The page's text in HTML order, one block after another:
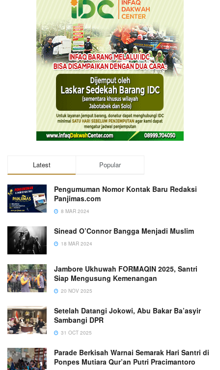
Latest Popular
Pengumuman Nomor Kontak Baru Redaksi
Panjimas.com
8 MAR 2024
Sinead O’Connor Bangga Menjadi Muslim
18 MAR 2024
Jambore Ukhuwah FORMAQIN 2025, Santri
Siap Mengusung Kemenangan
20 NOV 2025
Setelah Datangi Jokowi, Abu Bakar Ba’asyir
Sambangi DPR
31 OCT 2025
Parade Berkisah Warnai Semarak Hari Santri di
Ponpes Mutiara Qur’an Putri Pracimantoro